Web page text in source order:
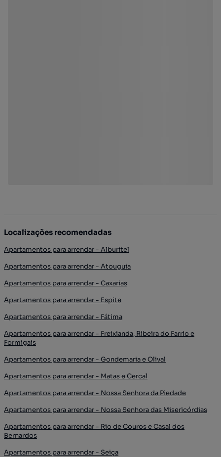
Localizações recomendadas
Apartamentos para arrendar - Alburitel
Apartamentos para arrendar - Atouguia
Apartamentos para arrendar - Caxarias
Apartamentos para arrendar - Espite
Apartamentos para arrendar - Fátima
Apartamentos para arrendar - Freixianda, Ribeira do Farrio e
Formigais
Apartamentos para arrendar - Gondemaria e Olival
Apartamentos para arrendar - Matas e Cercal
Apartamentos para arrendar - Nossa Senhora da Piedade
Apartamentos para arrendar - Nossa Senhora das Misericórdias
Apartamentos para arrendar - Rio de Couros e Casal dos
Bernardos
Apartamentos para arrendar - Seiça